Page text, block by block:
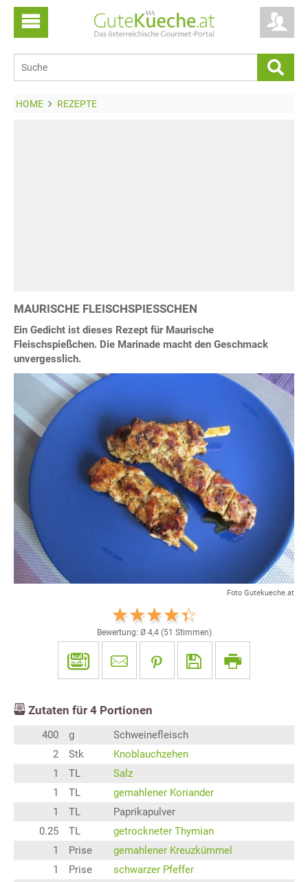
HOME REZEPTE
MAURISCHE FLEISCHSPIESSCHEN
Ein Gedicht ist dieses Rezept für Maurische
Fleischspießchen. Die Marinade macht den Geschmack
unvergesslich.
Foto Gutekueche.at
Bewertung: Ø 4,4(51 Stimmen)
Zutaten für 4 Portionen
400 g
Schweinefleisch
2
Stk
Knoblauchzehen
1
TL
Salz
1
TL
gemahlener Koriander
1
TL
Paprikapulver
0.25
TL
getrockneter Thymian
1
Prise
gemahlener Kreuzkümmel
1
Prise
schwarzer Pfeffer